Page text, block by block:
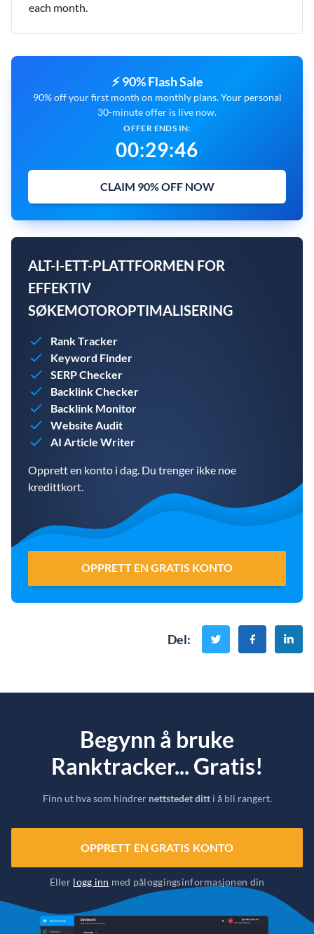
each month.
⚡ 90% Flash Sale
90% off your first month on monthly plans. Your personal
30-minute offer is live now.
OFFER ENDS IN:
00:29:45
CLAIM 90% OFF NOW
ALT-I-ETT-PLATTFORMEN FOR
EFFEKTIV
SØKEMOTOROPTIMALISERING
Rank Tracker
Keyword Finder
SERP Checker
Backlink Checker
Backlink Monitor
Website Audit
AI Article Writer
Opprett en konto i dag. Du trenger ikke noe
kredittkort.
OPPRETT EN GRATIS KONTO
Del:
Begynn å bruke
Ranktracker... Gratis!
Finn ut hva som hindrer nettstedet ditti å bli rangert.
OPPRETT EN GRATIS KONTO
Eller logg inn med påloggingsinformasjonen din